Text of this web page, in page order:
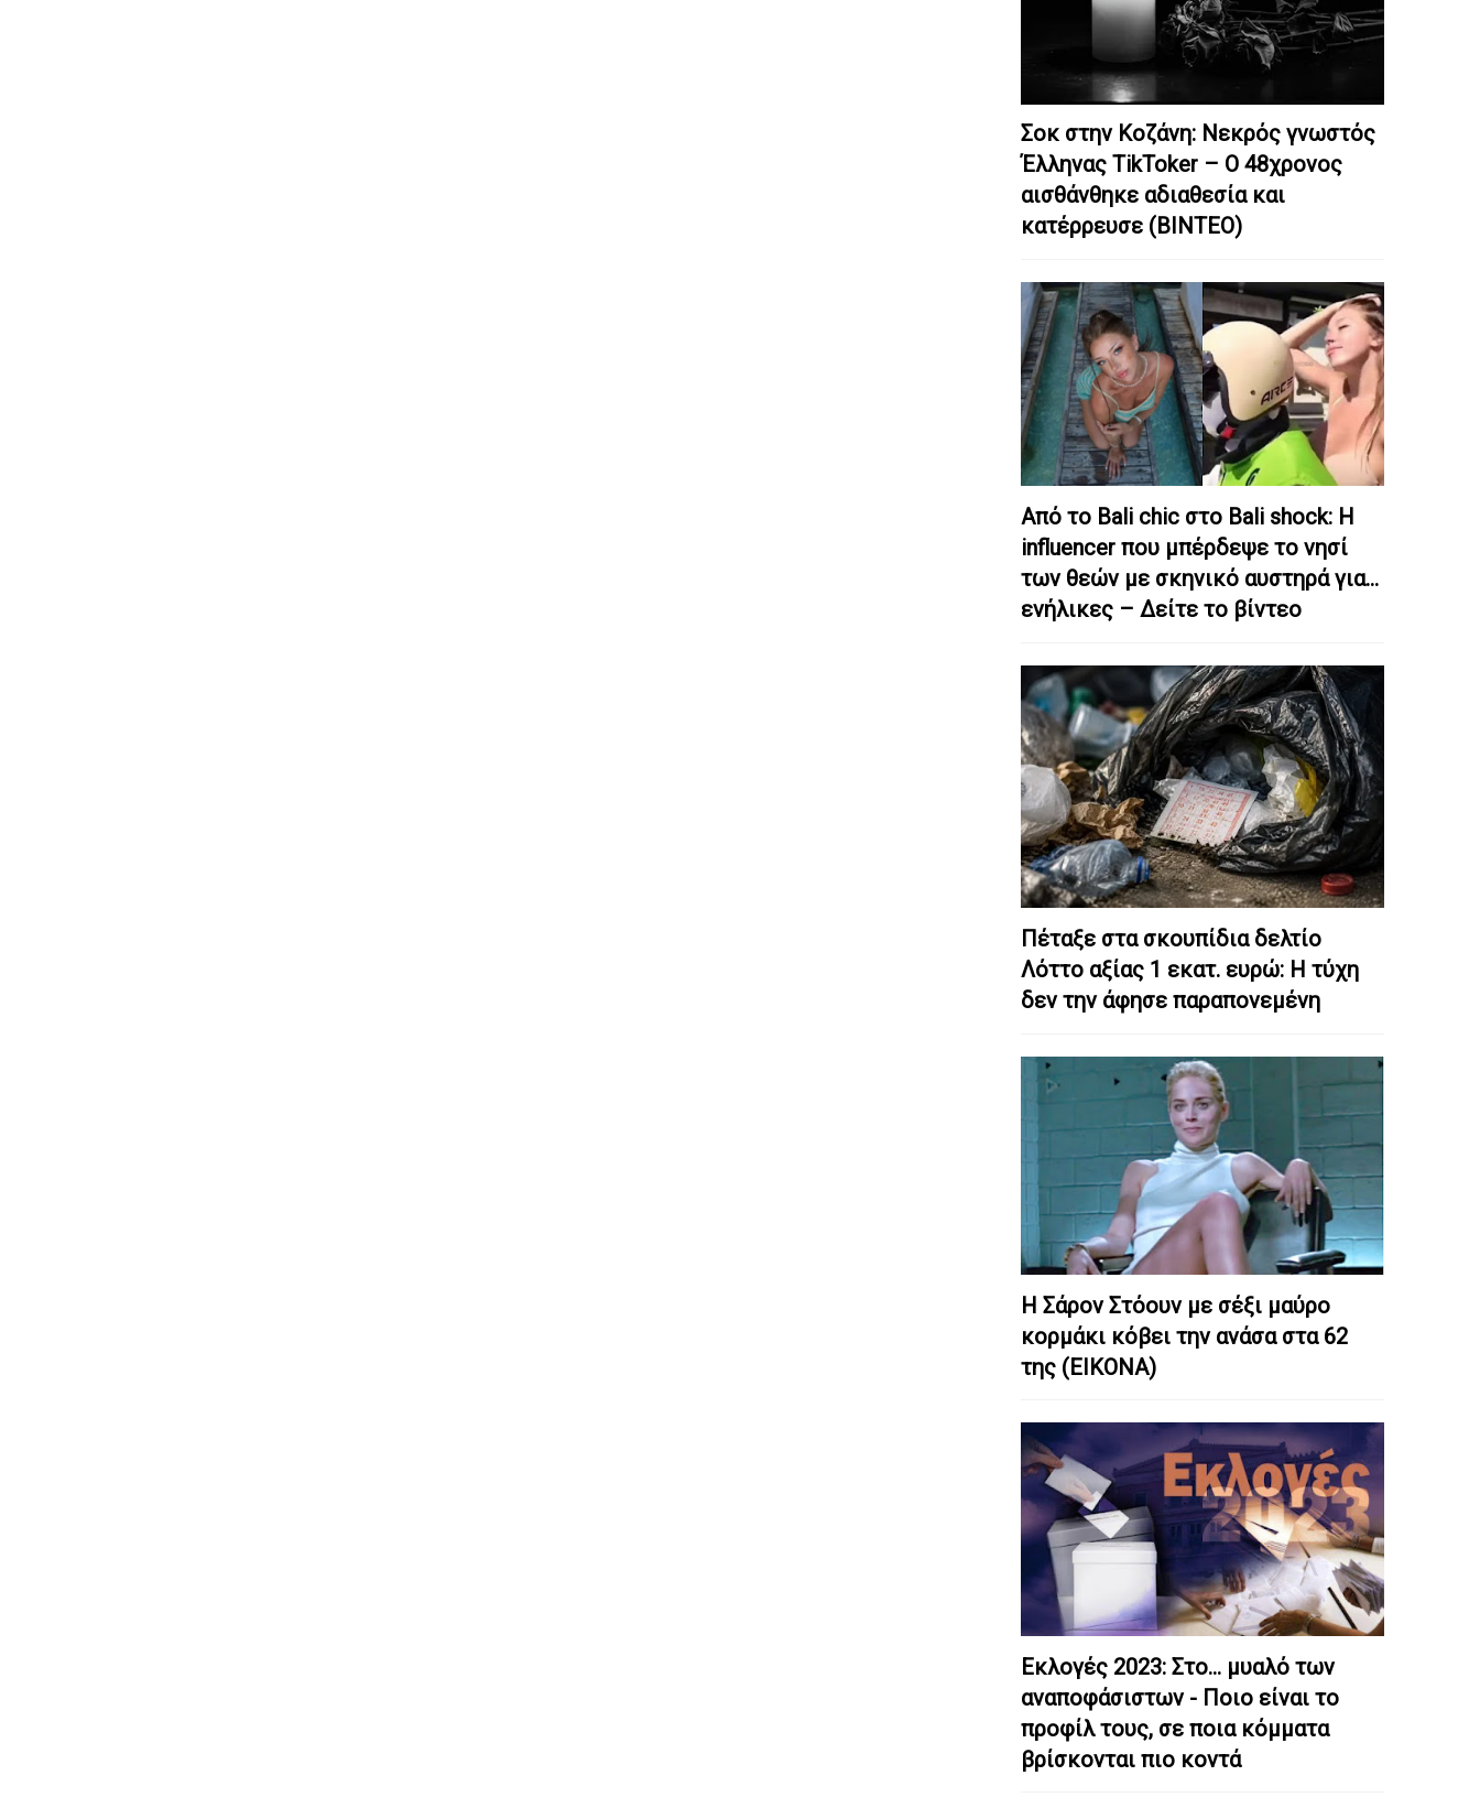
Σοκ στην Κοζάνη: Nεκρός γνωστός
Έλληνας TikToker – Ο 48χρονος
αισθάνθηκε αδιαθεσία και
κατέρρευσε (ΒΙΝΤΕΟ)
Από το Bali chic στο Bali shock: Η
influencer που μπέρδεψε το νησί
των θεών με σκηνικό αυστηρά για…
ενήλικες – Δείτε το βίντεο
Πέταξε στα σκουπίδια δελτίο
Λόττο αξίας 1 εκατ. ευρώ: Η τύχη
δεν την άφησε παραπονεμένη
Η Σάρον Στόουν με σέξι μαύρο
κορμάκι κόβει την ανάσα στα 62
της (ΕΙΚΟΝΑ)
Εκλογές 2023: Στο… μυαλό των
αναποφάσιστων - Ποιο είναι το
προφίλ τους, σε ποια κόμματα
βρίσκονται πιο κοντά